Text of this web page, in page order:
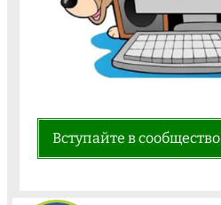
Вступайте в сообщество